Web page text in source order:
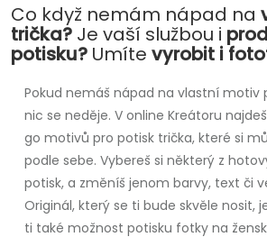
Co když nemám nápad na
trička? Je vaší službou i
potisku? Umítevyrobit i
Pokud nemáš nápad na vlastní motiv
nic se neděje. V online Kreátoru
go motivů pro potisk trička, které si
podle sebe. Vybereš si některý z
potisk, a změníš jenom barvy, text či
Originál, který se ti bude skvěle nosit,
ti také možnost potisku fotky na